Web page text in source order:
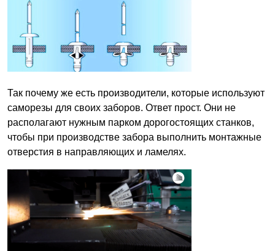
Так почему же есть производители, которые используют
саморезы для своих заборов. Ответ прост. Они не
располагают нужным парком дорогостоящих станков,
чтобы при производстве забора выполнить монтажные
отверстия в направляющих и ламелях.